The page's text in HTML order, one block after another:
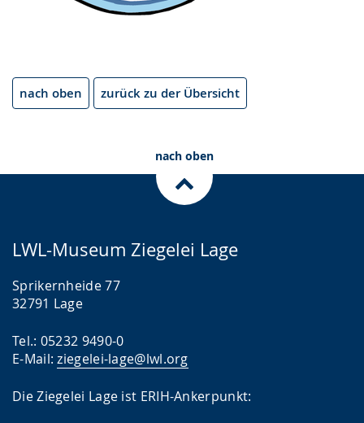
nach oben zurück zu der Übersicht
nach oben
LWL-Museum Ziegelei Lage
Sprikernheide 77
32791 Lage
Tel.: 05232 9490-0
E-Mail:ziegelei-lage@lwl.org
Die Ziegelei Lage ist ERIH-Ankerpunkt: